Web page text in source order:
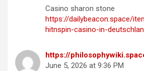
Casino sharon stone
https://dailybeacon.space/
hitnspin-casino-in-
https://
June 5, 2026 at 9:36 PM